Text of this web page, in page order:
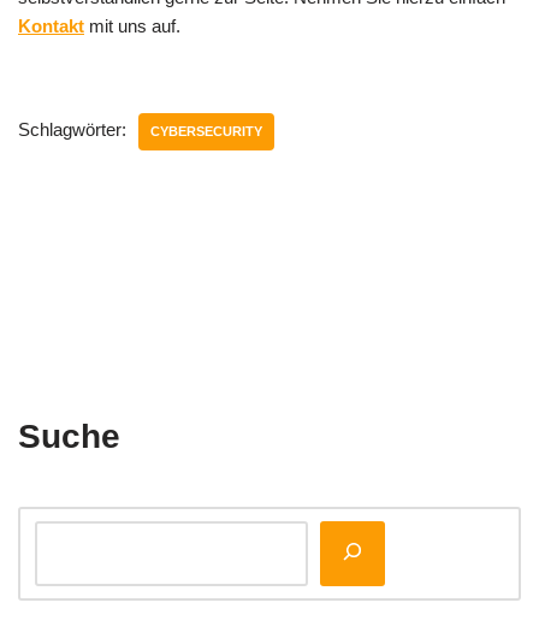
Kontakt mit uns auf.
Schlagwörter: CYBERSECURITY
Suche